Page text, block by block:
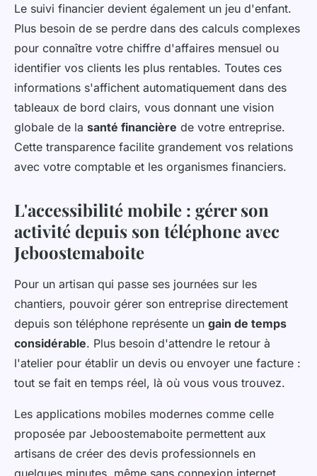
Le suivi financier devient également un jeu d'enfant.
Plus besoin de se perdre dans des calculs complexes
pour connaître votre chiffre d'affaires mensuel ou
identifier vos clients les plus rentables. Toutes ces
informations s'affichent automatiquement dans des
tableaux de bord clairs, vous donnant une vision
globale de la santé financière de votre entreprise.
Cette transparence facilite grandement vos relations
avec votre comptable et les organismes financiers.
L'accessibilité mobile : gérer son
activité depuis son téléphone avec
Jeboostemaboite
Pour un artisan qui passe ses journées sur les
chantiers, pouvoir gérer son entreprise directement
depuis son téléphone représente un gain de temps
considérable. Plus besoin d'attendre le retour à
l'atelier pour établir un devis ou envoyer une facture :
tout se fait en temps réel, là où vous vous trouvez.
Les applications mobiles modernes comme celle
proposée par Jeboostemaboite permettent aux
artisans de créer des devis professionnels en
quelques minutes, même sans connexion internet.